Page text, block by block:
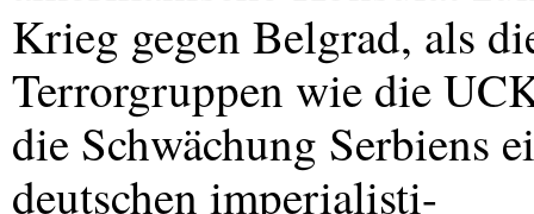
Krieg gegen Belgrad, als
Terrorgruppen wie die
die Schwächung Serbiens
deutschen imperialisti-